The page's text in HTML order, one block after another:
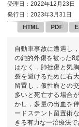
受理日：2022年12月23日
発行日：2023年3月31日
HTML
PDF
自動車事故に遭遇し
の鈍的外傷を被った8
はなく，肺挫傷と気
裂を避けるために右
留置し，仮性瘤との
多いと死亡する場合
かし，多量の出血を
ードステント留置術
きる有力な一治療法で